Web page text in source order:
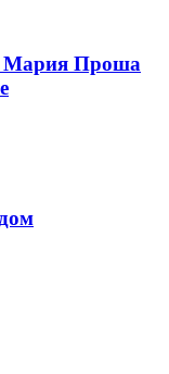
Мария Проша